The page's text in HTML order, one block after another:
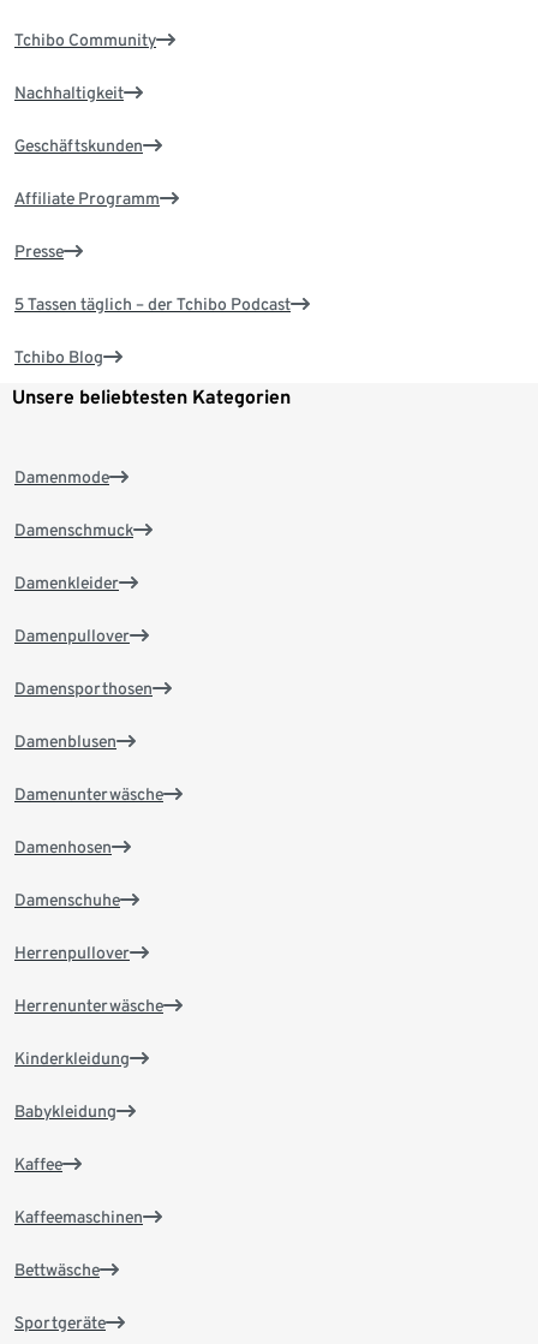
Tchibo Community
Nachhaltigkeit
Geschäftskunden
Affiliate Programm
Presse
5 Tassen täglich – der Tchibo Podcast
Tchibo Blog
Unsere beliebtesten Kategorien
Damenmode
Damenschmuck
Damenkleider
Damenpullover
Damensporthosen
Damenblusen
Damenunterwäsche
Damenhosen
Damenschuhe
Herrenpullover
Herrenunterwäsche
Kinderkleidung
Babykleidung
Kaffee
Kaffeemaschinen
Bettwäsche
Sportgeräte